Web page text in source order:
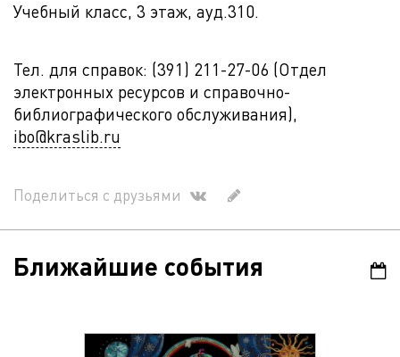
Учебный класс, 3 этаж, ауд.310.
Тел. для справок: (391) 211-27-06 (Отдел
электронных ресурсов и справочно-
библиографического обслуживания),
ibo@kraslib.ru
Поделиться с друзьями
Ближайшие события